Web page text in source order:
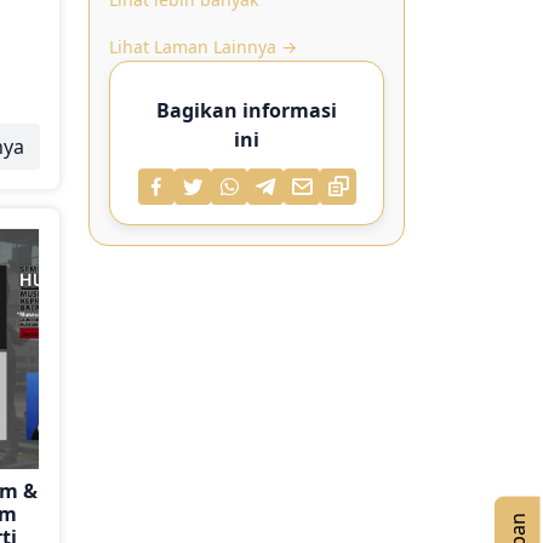
ini
&
Lihat Laman Lainnya →
Bagikan informasi
ini